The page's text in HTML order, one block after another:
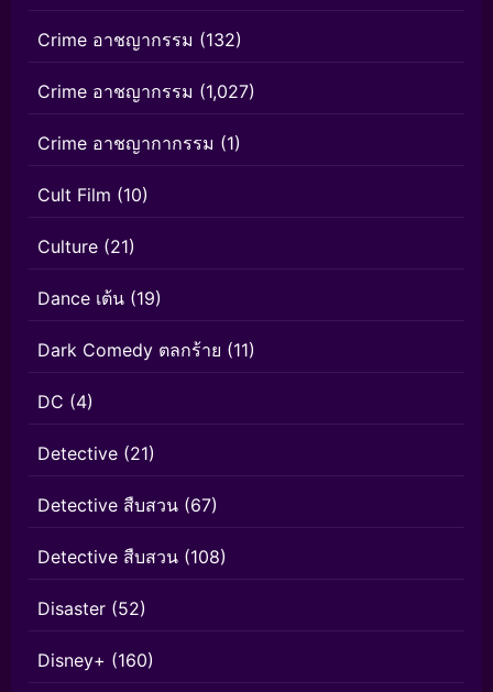
Crime อาชญากรรม (132)
Crime อาชญากรรม (1,027)
Crime อาชญากากรรม (1)
Cult Film (10)
Culture (21)
Dance เต้น (19)
Dark Comedy ตลกร้าย (11)
DC (4)
Detective (21)
Detective สืบสวน (67)
Detective สืบสวน (108)
Disaster (52)
Disney+ (160)